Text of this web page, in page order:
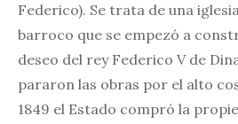
Federico). Se trata de una
barroco que se empezó a
deseo del rey Federico V de
pararon las obras por el alto
1849 el Estado compró la